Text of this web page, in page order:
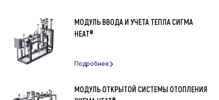
МОДУЛЬ ВВОДА И УЧЕТА ТЕПЛА СИГМА
HEAT®
МОДУЛЬ ОТКРЫТОЙ СИСТЕМЫ ОТОПЛЕНИЯ